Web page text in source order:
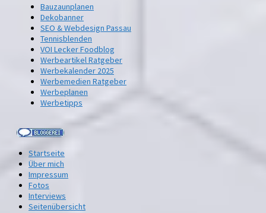
Bauzaunplanen
Dekobanner
SEO & Webdesign Passau
Tennisblenden
VOI Lecker Foodblog
Werbeartikel Ratgeber
Werbekalender 2025
Werbemedien Ratgeber
Werbeplanen
Werbetipps
Startseite
Über mich
Impressum
Fotos
Interviews
Seitenübersicht